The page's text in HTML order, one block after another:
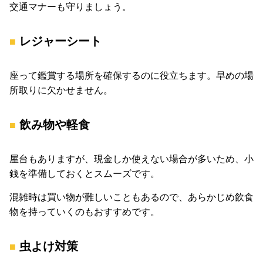
交通マナーも守りましょう。
レジャーシート
座って鑑賞する場所を確保するのに役立ちます。早めの場
所取りに欠かせません。
飲み物や軽食
屋台もありますが、現金しか使えない場合が多いため、小
銭を準備しておくとスムーズです。
混雑時は買い物が難しいこともあるので、あらかじめ飲食
物を持っていくのもおすすめです。
虫よけ対策